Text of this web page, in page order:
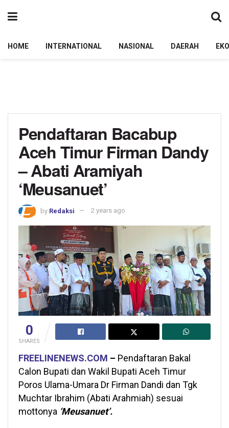
HOME INTERNATIONAL NASIONAL DAERAH
Pendaftaran Bacabup
Aceh Timur Firman Dandy
– Abati Aramiyah
‘Meusanuet’
by Redaksi 2 years ago
0
SHARES
FREELINENEWS.COM – Pendaftaran Bakal
Calon Bupati dan Wakil Bupati Aceh Timur
Poros Ulama-Umara Dr Firman Dandi dan Tgk
Muchtar Ibrahim (Abati Arahmiah) sesuai
mottonya ‘Meusanuet’.